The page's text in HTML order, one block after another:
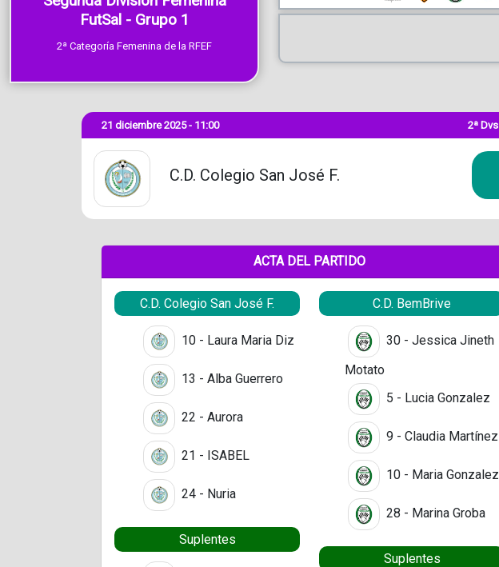
FutSal - Grupo 1
2ª Categoría Femenina de la RFEF
21 diciembre 2025 - 11:00 2ª
C.D. Colegio San José F.
ACTA DEL PARTIDO
C.D. Colegio San José F.
10 - Laura Maria Diz
13 - Alba Guerrero
22 - Aurora
21 - ISABEL
24 - Nuria
Suplentes
C.D. BemBrive
30 - Jessica Jineth
Motato
5 - Lucia Gonzalez
9 - Claudia Martínez
10 - Maria Gonzalez
28 - Marina Groba
Suplentes